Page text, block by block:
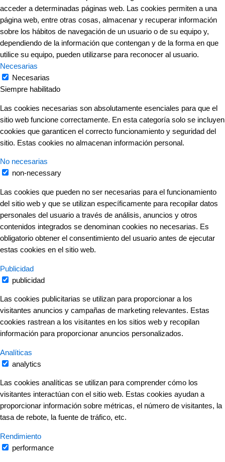
acceder a determinadas páginas web. Las cookies permiten a una
página web, entre otras cosas, almacenar y recuperar información
sobre los hábitos de navegación de un usuario o de su equipo y,
dependiendo de la información que contengan y de la forma en que
utilice su equipo, pueden utilizarse para reconocer al usuario.
Necesarias
Necesarias
Siempre habilitado
Las cookies necesarias son absolutamente esenciales para que el
sitio web funcione correctamente. En esta categoría solo se incluyen
cookies que garanticen el correcto funcionamiento y seguridad del
sitio. Estas cookies no almacenan información personal.
No necesarias
non-necessary
Las cookies que pueden no ser necesarias para el funcionamiento
del sitio web y que se utilizan específicamente para recopilar datos
personales del usuario a través de análisis, anuncios y otros
contenidos integrados se denominan cookies no necesarias. Es
obligatorio obtener el consentimiento del usuario antes de ejecutar
estas cookies en el sitio web.
Publicidad
publicidad
Las cookies publicitarias se utilizan para proporcionar a los
visitantes anuncios y campañas de marketing relevantes. Estas
cookies rastrean a los visitantes en los sitios web y recopilan
información para proporcionar anuncios personalizados.
Analíticas
analytics
Las cookies analíticas se utilizan para comprender cómo los
visitantes interactúan con el sitio web. Estas cookies ayudan a
proporcionar información sobre métricas, el número de visitantes, la
tasa de rebote, la fuente de tráfico, etc.
Rendimiento
performance